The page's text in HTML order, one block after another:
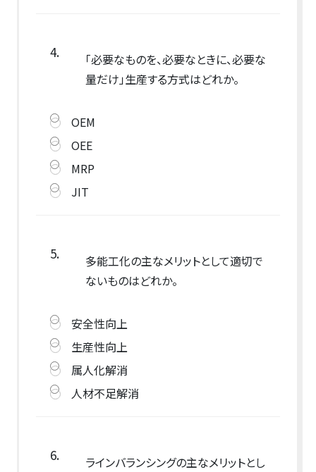
4.
「必要なものを、必要なときに、必要な
量だけ」生産する方式はどれか。
OEM
OEE
MRP
JIT
5.
多能工化の主なメリットとして適切で
ないものはどれか。
安全性向上
生産性向上
属人化解消
人材不足解消
6.
ラインバランシングの主なメリットとし